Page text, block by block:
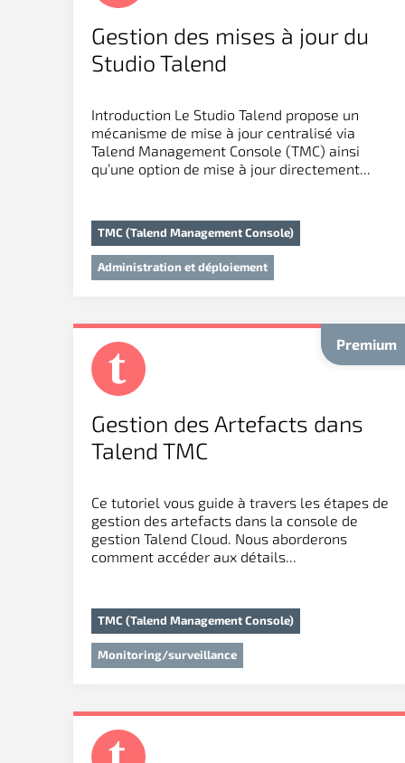
Gestion des mises à jour du
Studio Talend
Introduction Le Studio Talend propose un
mécanisme de mise à jour centralisé via
Talend Management Console (TMC) ainsi
qu’une option de mise à jour directement...
TMC (Talend Management Console)
Administration et déploiement
Gestion des Artefacts dans
Talend TMC
Ce tutoriel vous guide à travers les étapes de
gestion des artefacts dans la console de
gestion Talend Cloud. Nous aborderons
comment accéder aux détails...
TMC (Talend Management Console)
Monitoring/surveillance